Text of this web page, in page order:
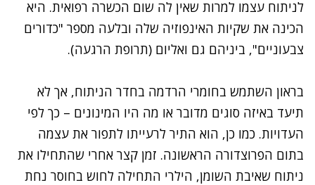
לניתוח עצמו למרות שאין לה שום הכשרה רפואית. היא
הכינה את שקיות האינפוזיה שלה ובלעה מספר "כדורים
צבעוניים", ביניהם גם ואליום (תרופת הרגעה).
בראון השתמש בחומרי הרדמה בחדר הניתוח, אך לא
תיעד באיזה סוגים מדובר או מה היו המינונים – כך לפי
העדויות. כמו כן, הוא התיר לרעייתו לתפור את עצמה
בתום הפרוצדורה הראשונה. זמן קצר אחרי שהתחילו את
ניתוח שאיבת השומן, הילרי התחילה לחוש בחוסר נחת